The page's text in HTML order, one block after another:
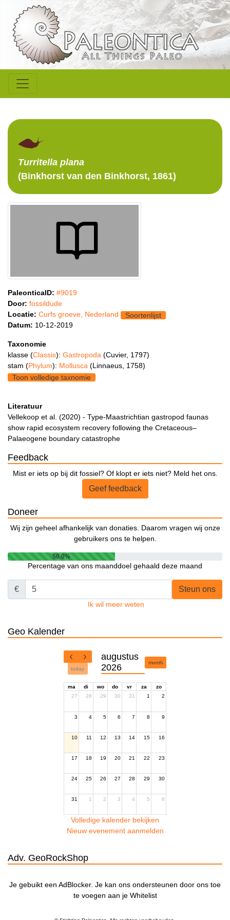
Turritella plana
(Binkhorst van den Binkhorst, 1861)
PaleonticaID: #9019
Door: fossildude
Locatie: Curfs groeve, Nederland
Soortenlijst
Datum: 10-12-2019
Taxonomie
klasse (Classis): Gastropoda (Cuvier, 1797)
stam (Phylum): Mollusca (Linnaeus, 1758)
Toon volledige taxnomie
Literatuur
Vellekoop et al. (2020) - Type‐Maastrichtian gastropod faunas
show rapid ecosystem recovery following the Cretaceous–
Palaeogene boundary catastrophe
Feedback
Mist er iets op bij dit fossiel? Of klopt er iets niet? Meld het ons.
Geef feedback
Doneer
Wij zijn geheel afhankelijk van donaties. Daarom vragen wij onze
gebruikers ons te helpen.
50.0%
Percentage van ons maanddoel gehaald deze maand
€ Steun ons
Ik wil meer weten
Geo Kalender
today
augustus
2026
month
ma di wo do vr za
zo
27
28 29 30 31 1 2
3 4 5 6 7 8 9
10 11 12 13 14 15 16
17 18 19 20 21 22 23
24 25 26 27 28 29 30
31 1 2 3 4 5 6
Volledige kalender bekijken
Nieuw evenement aanmelden
Adv. GeoRockShop
Je gebuikt een AdBlocker. Je kan ons ondersteunen door ons toe
te voegen aan je Whitelist